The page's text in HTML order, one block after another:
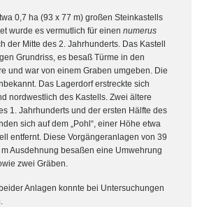
0,7 ha (93 x 77 m) großen Steinkastells
wurde es vermutlich für einen numerus
der Mitte des 2. Jahrhunderts. Das Kastell
Grundriss, es besaß Türme in den
und war von einem Graben umgeben. Die
Das Lagerdorf erstreckte sich
nordwestlich des Kastells. Zwei ältere
1. Jahrhunderts und der ersten Hälfte des
sich auf dem „Pohl“, einer Höhe etwa
entfernt. Diese Vorgängeranlagen von 39
Ausdehnung besaßen eine Umwehrung
zwei Gräben.
Anlagen konnte bei Untersuchungen